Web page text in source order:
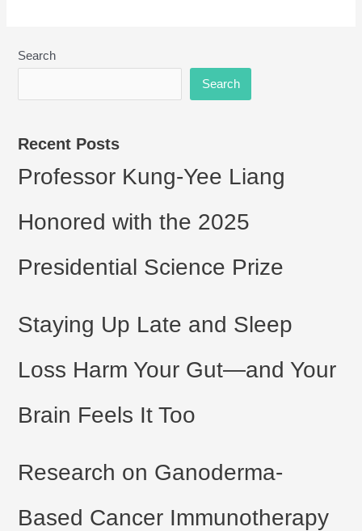
Search
Search
Recent Posts
Professor Kung-Yee Liang
Honored with the 2025
Presidential Science Prize
Staying Up Late and Sleep
Loss Harm Your Gut—and Your
Brain Feels It Too
Research on Ganoderma-
Based Cancer Immunotherapy